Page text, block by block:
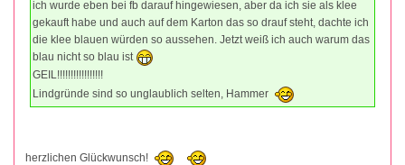
ich wurde eben bei fb darauf hingewiesen, aber da ich sie als klee
gekauft habe und auch auf dem Karton das so drauf steht, dachte ich
die klee blauen würden so aussehen. Jetzt weiß ich auch warum das
blau nicht so blau ist
GEIL!!!!!!!!!!!!!!!!!
Lindgründe sind so unglaublich selten, Hammer
herzlichen Glückwunsch!